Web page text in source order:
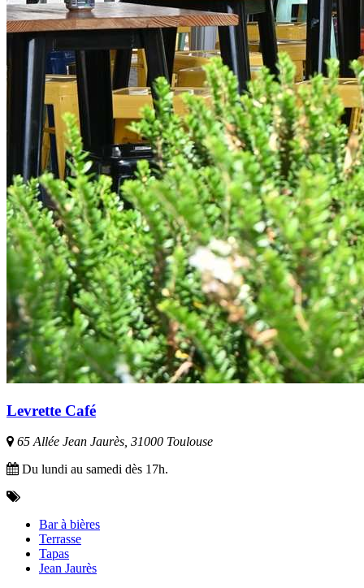
Levrette Café
65 Allée Jean Jaurès, 31000 Toulouse
Du lundi au samedi dès 17h.
Bar à bières
Terrasse
Tapas
Jean Jaurès